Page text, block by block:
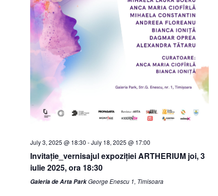
July 3, 2025 @ 18:30 -July 18, 2025 @ 17:00
Invitație_vernisajul expoziției ARTHERIUM joi, 3
iulie 2025, ora 18:30
Galeria de Arta ParkGeorge Enescu 1, Timisoara